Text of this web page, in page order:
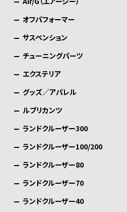
オフパフォーマー
サスペンション
チューニングパーツ
エクステリア
グッズ／アパレル
ルブリカンツ
ランドクルーザー300
ランドクルーザー100/200
ランドクルーザー80
ランドクルーザー70
ランドクルーザー40